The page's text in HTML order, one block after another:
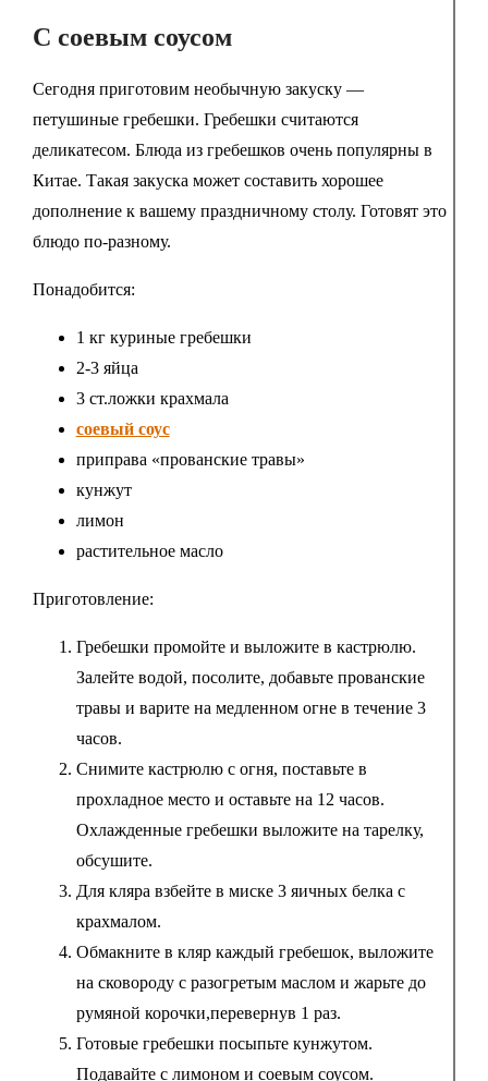
С соевым соусом
Сегодня приготовим необычную закуску —
петушиные гребешки. Гребешки считаются
деликатесом. Блюда из гребешков очень популярны в
Китае. Такая закуска может составить хорошее
дополнение к вашему праздничному столу. Готовят это
блюдо по-разному.
Понадобится:
1 кг куриные гребешки
2-3 яйца
3 ст.ложки крахмала
соевый соус
приправа «прованские травы»
кунжут
лимон
растительное масло
Приготовление:
Гребешки промойте и выложите в кастрюлю.
Залейте водой, посолите, добавьте прованские
травы и варите на медленном огне в течение 3
часов.
Снимите кастрюлю с огня, поставьте в
прохладное место и оставьте на 12 часов.
Охлажденные гребешки выложите на тарелку,
обсушите.
Для кляра взбейте в миске 3 яичных белка с
крахмалом.
Обмакните в кляр каждый гребешок, выложите
на сковороду с разогретым маслом и жарьте до
румяной корочки,перевернув 1 раз.
Готовые гребешки посыпьте кунжутом.
Подавайте с лимоном и соевым соусом.